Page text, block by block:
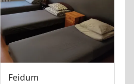
Feidum